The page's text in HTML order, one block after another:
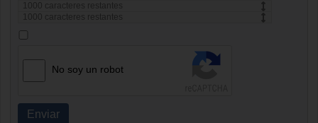
caracteres restantes
caracteres restantes
No soy un robot
Enviar